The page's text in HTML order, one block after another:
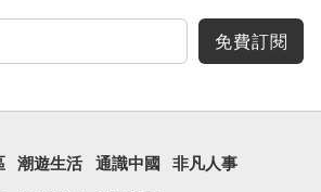
免費訂閱
潮遊生活 通識中國 非凡人事